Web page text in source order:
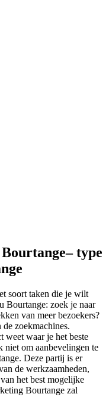
type
soort taken die je wilt
Bourtange: zoek je naar
van meer bezoekers?
zoekmachines.
weet waar je het beste
niet om aanbevelingen te
Deze partij is er
de werkzaamheden,
het best mogelijke
Bourtange zal